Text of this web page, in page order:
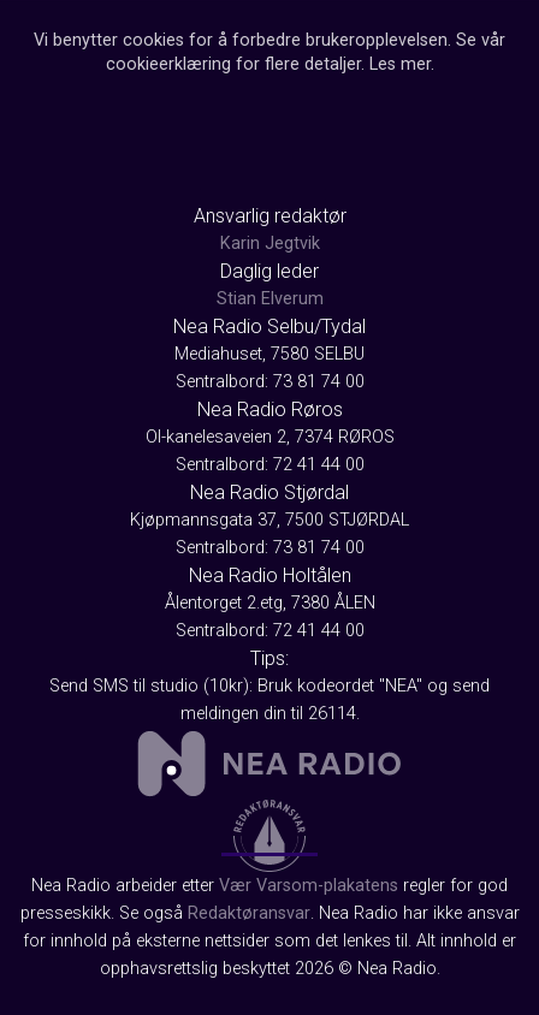
Vi benytter cookies for å forbedre brukeropplevelsen. Se vår
cookieerklæring for flere detaljer. Les mer.
Ansvarlig redaktør
Karin Jegtvik
Daglig leder
Stian Elverum
Nea Radio Selbu/Tydal
Mediahuset, 7580 SELBU
Sentralbord: 73 81 74 00
Nea Radio Røros
Ol-kanelesaveien 2, 7374 RØROS
Sentralbord: 72 41 44 00
Nea Radio Stjørdal
Kjøpmannsgata 37, 7500 STJØRDAL
Sentralbord: 73 81 74 00
Nea Radio Holtålen
Ålentorget 2.etg, 7380 ÅLEN
Sentralbord: 72 41 44 00
Tips:
Send SMS til studio (10kr): Bruk kodeordet "NEA" og send
meldingen din til 26114.
Nea Radio arbeider etter Vær Varsom-plakatens regler for god
presseskikk. Se også Redaktøransvar. Nea Radio har ikke ansvar
for innhold på eksterne nettsider som det lenkes til. Alt innhold er
opphavsrettslig beskyttet 2026 © Nea Radio.